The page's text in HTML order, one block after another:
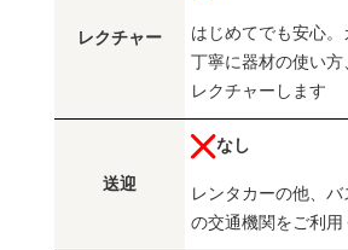
レクチャー
はじめてでも安心。
丁寧に器材の使い
レクチャーします
送迎
なし
レンタカーの他、
の交通機関をご利用